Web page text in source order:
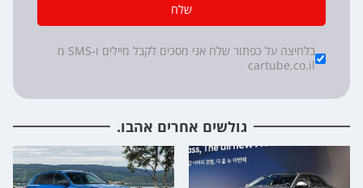
שלח
Checkboxes
*
בלחיצה על כפתור שלח אני מסכים לקבל מיילים ו-SMS מ
cartube.co.il
גולשים אחרים אהבו.